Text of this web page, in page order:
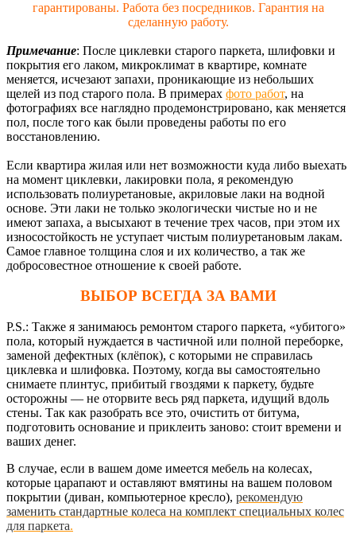
гарантированы. Работа без посредников. Гарантия на
сделанную работу.
Примечание: После циклевки старого паркета, шлифовки и
покрытия его лаком, микроклимат в квартире, комнате
меняется, исчезают запахи, проникающие из небольших
щелей из под старого пола. В примерах фото работ, на
фотографиях все наглядно продемонстрировано, как меняется
пол, после того как были проведены работы по его
восстановлению.
Если квартира жилая или нет возможности куда либо выехать
на момент циклевки, лакировки пола, я рекомендую
использовать полиуретановые, акриловые лаки на водной
основе. Эти лаки не только экологически чистые но и не
имеют запаха, а высыхают в течение трех часов, при этом их
износостойкость не уступает чистым полиуретановым лакам.
Самое главное толщина слоя и их количество, а так же
добросовестное отношение к своей работе.
ВЫБОР ВСЕГДА ЗА ВАМИ
P.S.: Также я занимаюсь ремонтом старого паркета, «убитого»
пола, который нуждается в частичной или полной переборке,
заменой дефектных (клёпок), с которыми не справилась
циклевка и шлифовка. Поэтому, когда вы самостоятельно
снимаете плинтус, прибитый гвоздями к паркету, будьте
осторожны — не оторвите весь ряд паркета, идущий вдоль
стены. Так как разобрать все это, очистить от битума,
подготовить основание и приклеить заново: стоит времени и
ваших денег.
В случае, если в вашем доме имеется мебель на колесах,
которые царапают и оставляют вмятины на вашем половом
покрытии (диван, компьютерное кресло), рекомендую
заменить стандартные колеса на комплект специальных колес
для паркета.